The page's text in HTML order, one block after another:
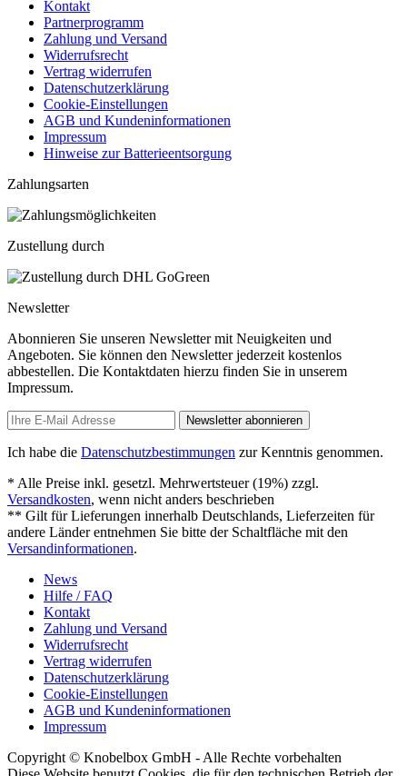
Kontakt
Partnerprogramm
Zahlung und Versand
Widerrufsrecht
Vertrag widerrufen
Datenschutzerklärung
Cookie-Einstellungen
AGB und Kundeninformationen
Impressum
Hinweise zur Batterieentsorgung
Zahlungsarten
Zustellung durch
Newsletter
Abonnieren Sie unseren Newsletter mit Neuigkeiten und
Angeboten. Sie können den Newsletter jederzeit kostenlos
abbestellen. Die Kontaktdaten hierzu finden Sie in unserem
Impressum.
Newsletter abonnieren
Ich habe die Datenschutzbestimmungen zur Kenntnis genommen.
* Alle Preise inkl. gesetzl. Mehrwertsteuer (19%) zzgl.
Versandkosten, wenn nicht anders beschrieben
** Gilt für Lieferungen innerhalb Deutschlands, Lieferzeiten für
andere Länder entnehmen Sie bitte der Schaltfläche mit den
Versandinformationen.
News
Hilfe / FAQ
Kontakt
Zahlung und Versand
Widerrufsrecht
Vertrag widerrufen
Datenschutzerklärung
Cookie-Einstellungen
AGB und Kundeninformationen
Impressum
Copyright © Knobelbox GmbH - Alle Rechte vorbehalten